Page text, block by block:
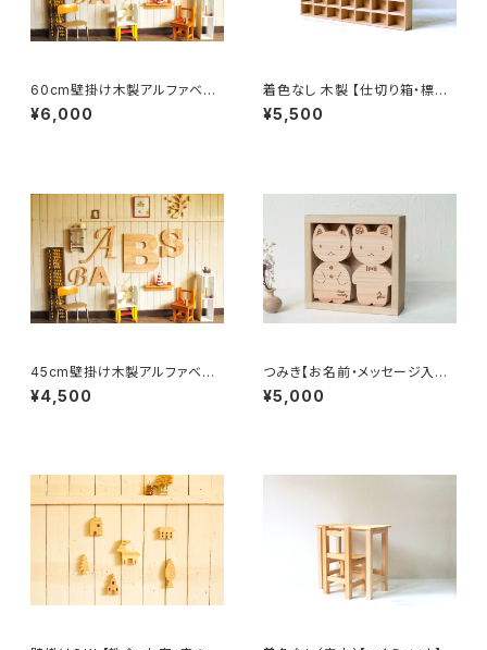
60cm壁掛け木製アルファベッ
ト文字ビッグサイズ【A〜Z】
¥6,000
着色なし 木製 【仕切り箱・標本
箱・収納箱】
¥5,500
45cm壁掛け木製アルファベット
文字ビッグサイズ【A〜Z】
¥4,500
つみき【お名前・メッセージ入り】
アニマル2匹着せ替え積み木
¥5,000